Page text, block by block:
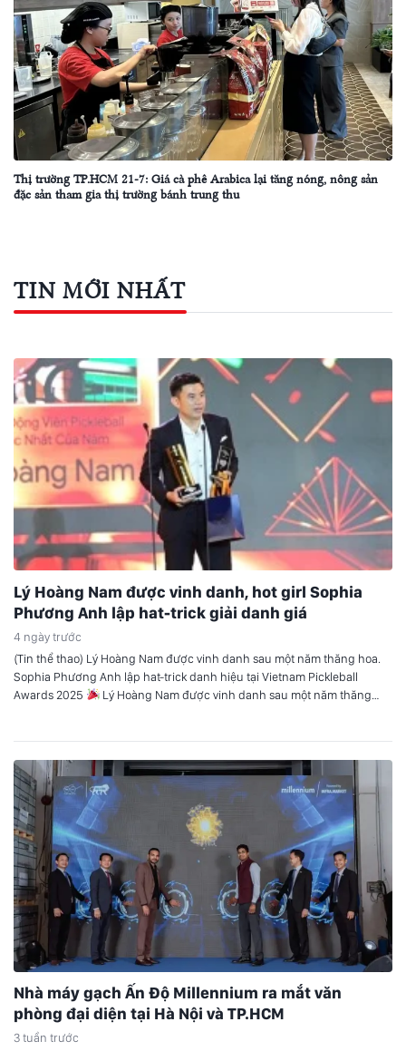
Thị trường TP.HCM 21-7: Giá cà phê Arabica lại tăng nóng, nông sản
đặc sản tham gia thị trường bánh trung thu
TIN MỚI NHẤT
Lý Hoàng Nam được vinh danh, hot girl Sophia
Phương Anh lập hat-trick giải danh giá
4 ngày trước
(Tin thể thao) Lý Hoàng Nam được vinh danh sau một năm thăng hoa.
Sophia Phương Anh lập hat-trick danh hiệu tại Vietnam Pickleball
Awards 2025
Lý Hoàng Nam được vinh danh sau một năm thăng
Nhà máy gạch Ấn Độ Millennium ra mắt văn
phòng đại diện tại Hà Nội và TP.HCM
3 tuần trước